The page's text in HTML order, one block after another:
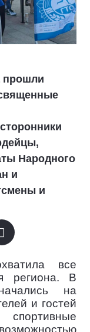
прошли
Народного
и
и
все
региона. В
на
и гостей